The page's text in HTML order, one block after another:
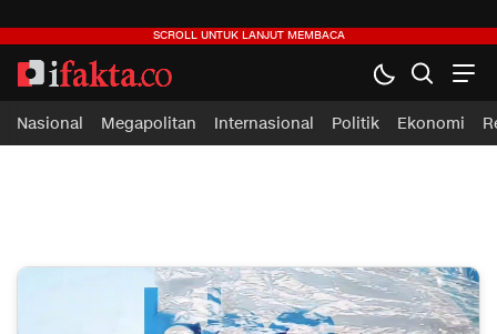
ifakta.co
#pastibenar
Nasional Megapolitan Internasional Politik Ekonomi